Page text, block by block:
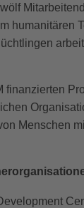
humanitären
finanzierten
Menschen